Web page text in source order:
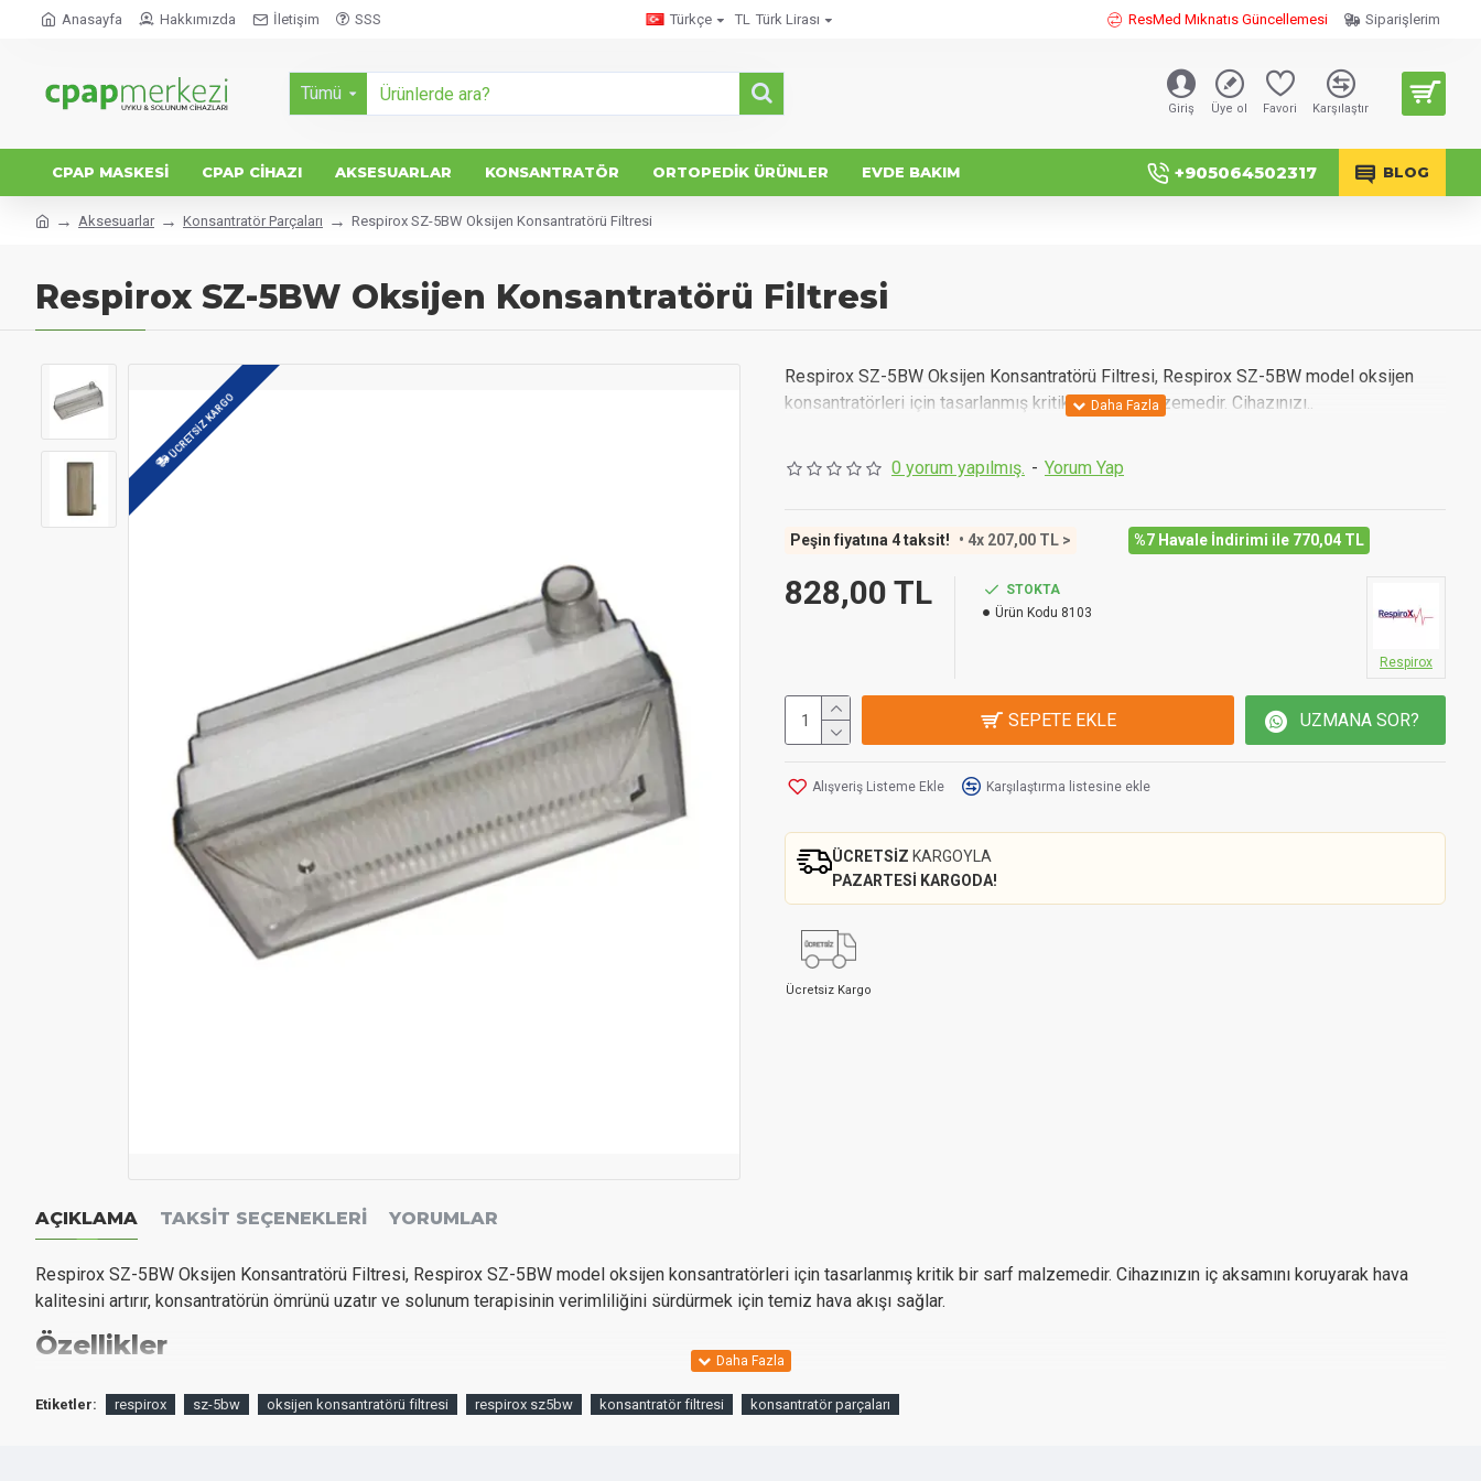
Anasayfa Hakkımızda İletişim SSS Türkçe TL Türk Lirası ResMed Mıknatıs Güncellemesi Siparişlerim
Tümü
Giriş Üye ol Favori Karşılaştır
CPAP MASKESI CPAP CIHAZI AKSESUARLAR KONSANTRATÖR ORTOPEDIK ÜRÜNLER EVDE BAKIM +905064502317 BLOG
Aksesuarlar Konsantratör Parçaları Respirox SZ-5BW Oksijen Konsantratörü Filtresi
Respirox SZ-5BW Oksijen Konsantratörü Filtresi
ÜCRETSIZ KARGO
Respirox SZ-5BW Oksijen Konsantratörü Filtresi, Respirox SZ-5BW model oksijen
konsantratörleri için tasarlanmış kritik bir sarf malzemedir. Cihazınızı..
0 yorum yapılmış. - Yorum Yap
Peşin fiyatına 4 taksit! • 4x 207,00 TL > %7 Havale İndirimi ile 770,04 TL
828,00 TL
STOKTA
Ürün Kodu 8103
Respirox
SEPETE EKLE UZMANA SOR?
Alışveriş Listeme Ekle Karşılaştırma listesine ekle
ÜCRETSİZ KARGOYLA
PAZARTESİ KARGODA!
Ücretsiz Kargo
AÇIKLAMA TAKSIT SEÇENEKLERI YORUMLAR
Respirox SZ-5BW Oksijen Konsantratörü Filtresi, Respirox SZ-5BW model oksijen konsantratörleri için tasarlanmış kritik bir sarf malzemedir. Cihazınızın iç aksamını koruyarak hava
kalitesini artırır, konsantratörün ömrünü uzatır ve solunum terapisinin verimliliğini sürdürmek için temiz hava akışı sağlar.
Özellikler
Değer
Etiketler: respirox sz-5bw oksijen konsantratörü filtresi respirox sz5bw konsantratör filtresi konsantratör parçaları